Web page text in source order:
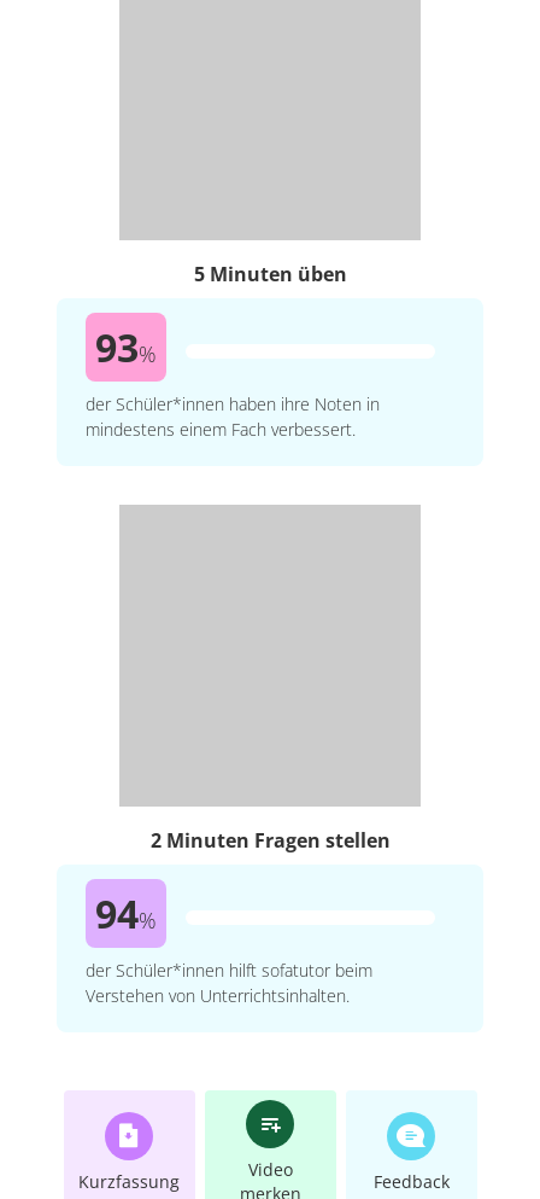
5 Minuten üben
93%
der Schüler*innen haben ihre Noten in
mindestens einem Fach verbessert.
2 Minuten Fragen stellen
94%
der Schüler*innen hilft sofatutor beim
Verstehen von Unterrichtsinhalten.
Kurzfassung
Video
merken
Feedback